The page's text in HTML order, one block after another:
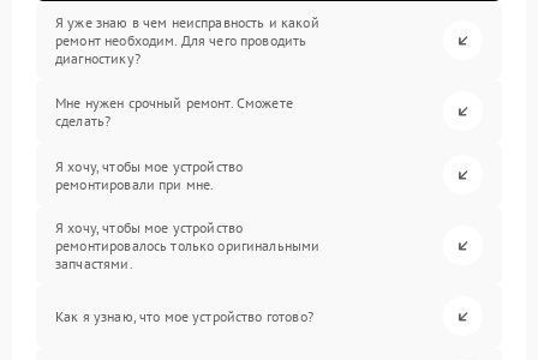
Я уже знаю в чем неисправность и какой
ремонт необходим. Для чего проводить
диагностику?
Мне нужен срочный ремонт. Сможете
сделать?
Я хочу, чтобы мое устройство
ремонтировали при мне.
Я хочу, чтобы мое устройство
ремонтировалось только оригинальными
запчастями.
Как я узнаю, что мое устройство готово?